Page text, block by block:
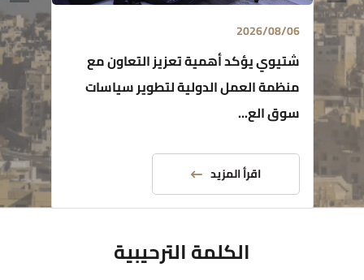
2026/08/06
شتيوي يؤكد أهمية تعزيز التعاون مع
منظمة العمل الدولية لتطوير سياسات
سوق الع...
اقرأ المزيد
الكلمة الترحيبية